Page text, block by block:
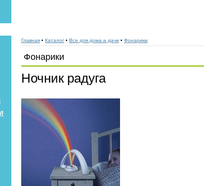
Главная • Каталог • Все для дома и дачи • Фонарики
Фонарики
Ночник радуга